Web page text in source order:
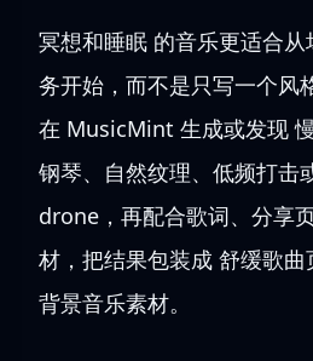
冥想和睡眠 的音乐更适合
务开始，而不是只写一个风
在 MusicMint 生成或发现
钢琴、自然纹理、低频打击
drone，再配合歌词、分享
材，把结果包装成 舒缓歌
背景音乐素材。